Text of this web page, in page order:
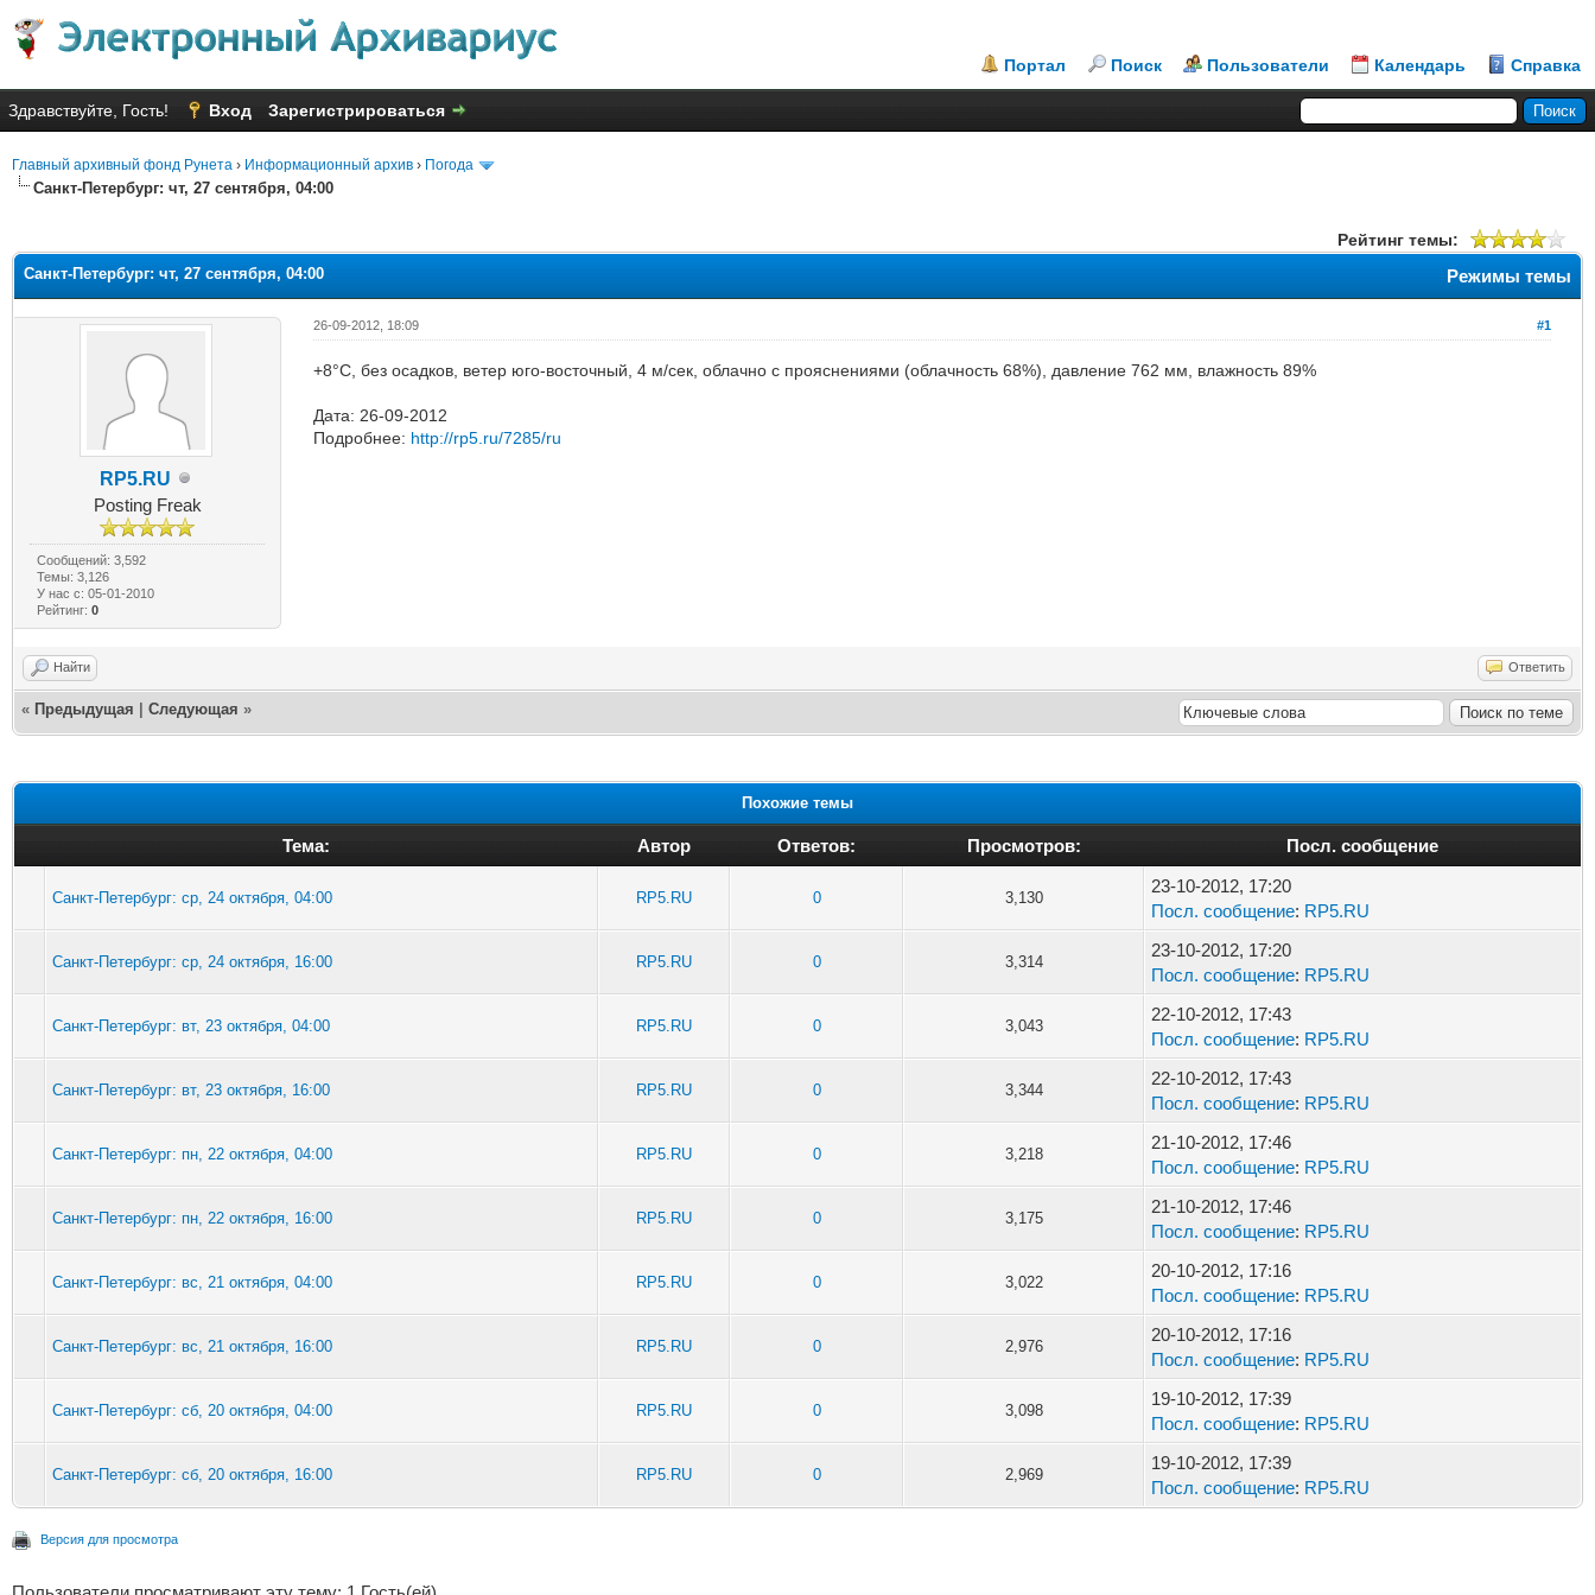
Портал Поиск Пользователи Календарь Справка
Здравствуйте, Гость! Вход Зарегистрироваться
Главный архивный фонд Рунета › Информационный архив › Погода
Санкт-Петербург: чт, 27 сентября, 04:00
Рейтинг темы:
Режимы темы
Санкт-Петербург: чт, 27 сентября, 04:00
RP5.RU
Posting Freak
Сообщений: 3,592
Темы: 3,126
У нас с: 05-01-2010
Рейтинг:0
#1
26-09-2012, 18:09
+8°C, без осадков, ветер юго-восточный, 4 м/сек, облачно с прояснениями (облачность 68%), давление 762 мм, влажность 89%
Дата: 26-09-2012
Подробнее: http://rp5.ru/7285/ru
Найти Ответить
« Предыдущая Следующая »
Похожие темы
Тема: Автор Ответов: Просмотров: Посл. сообщение
Санкт-Петербург: ср, 24 октября, 04:00 RP5.RU 0 3,130
23-10-2012, 17:20
Посл. сообщение: RP5.RU
Санкт-Петербург: ср, 24 октября, 16:00 RP5.RU 0 3,314
23-10-2012, 17:20
Посл. сообщение: RP5.RU
Санкт-Петербург: вт, 23 октября, 04:00 RP5.RU 0 3,043
22-10-2012, 17:43
Посл. сообщение: RP5.RU
Санкт-Петербург: вт, 23 октября, 16:00 RP5.RU 0 3,344
22-10-2012, 17:43
Посл. сообщение: RP5.RU
Санкт-Петербург: пн, 22 октября, 04:00 RP5.RU 0 3,218
21-10-2012, 17:46
Посл. сообщение: RP5.RU
Санкт-Петербург: пн, 22 октября, 16:00 RP5.RU 0 3,175
21-10-2012, 17:46
Посл. сообщение: RP5.RU
Санкт-Петербург: вс, 21 октября, 04:00 RP5.RU 0 3,022
20-10-2012, 17:16
Посл. сообщение: RP5.RU
Санкт-Петербург: вс, 21 октября, 16:00 RP5.RU 0 2,976
20-10-2012, 17:16
Посл. сообщение: RP5.RU
Санкт-Петербург: сб, 20 октября, 04:00 RP5.RU 0 3,098
19-10-2012, 17:39
Посл. сообщение: RP5.RU
Санкт-Петербург: сб, 20 октября, 16:00 RP5.RU 0 2,969
19-10-2012, 17:39
Посл. сообщение: RP5.RU
Версия для просмотра